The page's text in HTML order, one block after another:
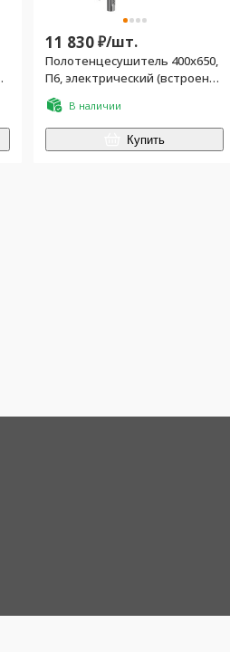
11 830₽/шт.
Полотенцесушитель 400х650,
П6, электрический (встроен
диммер), проводка скрытая +
кабель-вилка, управл.справа,
цв хром
В наличии
Купить